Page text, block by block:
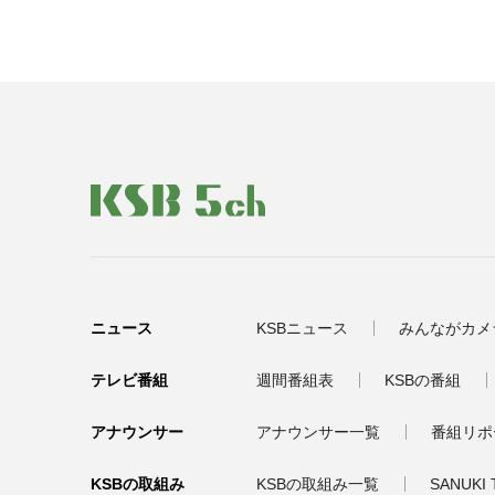
ニュース KSBニュース みんながカ
テレビ番組 週間番組表 KSBの番組
アナウンサー アナウンサー一覧 番組リ
KSBの取組み KSBの取組み一覧 SANUKI